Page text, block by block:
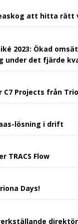
att hitta rätt
2023: Ökad
under det fjärde
C7 Projects från
lösning i drift
TRACS Flow
Days!